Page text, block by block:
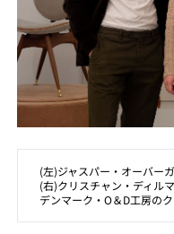
(左)ジャスパー・オーバー
(右)クリスチャン・ディル
デンマーク・O＆D工房の